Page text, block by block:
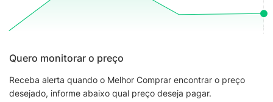
Quero monitorar o preço
Receba alerta quando o Melhor Comprar encontrar o preço
desejado, informe abaixo qual preço deseja pagar.